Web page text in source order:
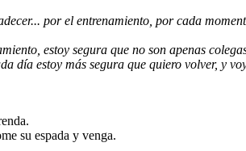
por el entrenamiento, por cada
estoy segura que no son apenas
día estoy más segura que quiero volver, y
su espada y venga.